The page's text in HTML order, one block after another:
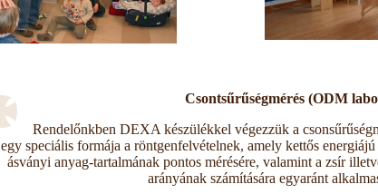
Csontsűrűségmérés (ODM
Rendelőnkben DEXA készülékkel végezzük a
egy speciális formája a röntgenfelvételnek, amely kettős energiájú
ásványi anyag-tartalmának pontos mérésére, valamint a zsír
arányának számítására egyaránt